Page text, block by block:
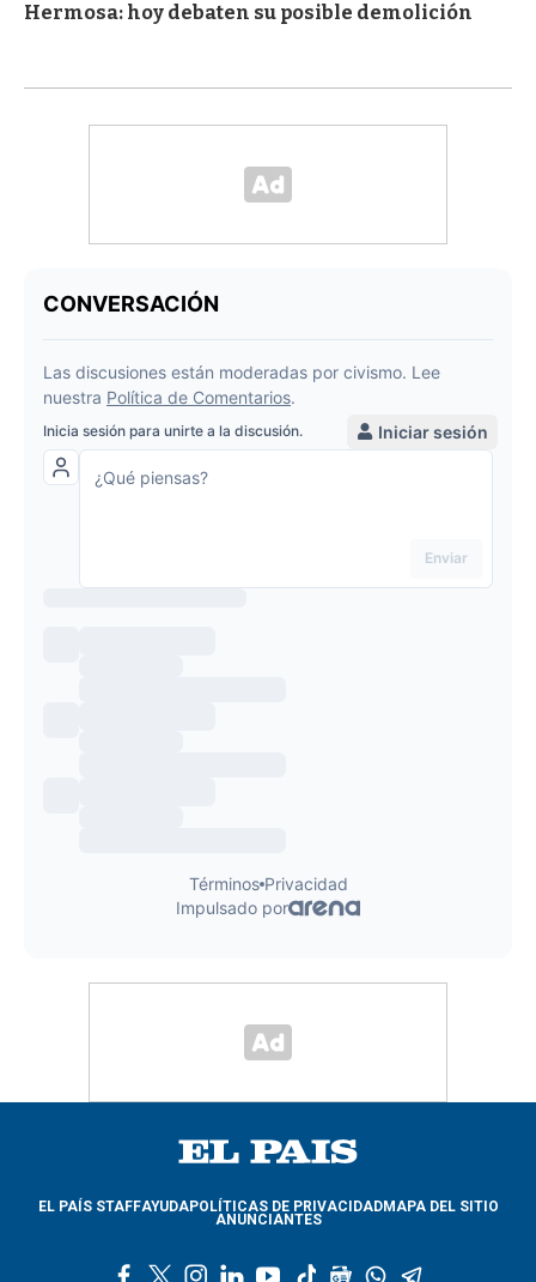
Hermosa: hoy debaten su posible demolición
EL PAÍS STAFFAYUDAPOLÍTICAS DE PRIVACIDADMAPA DEL SITIO
ANUNCIANTES
l y t g w